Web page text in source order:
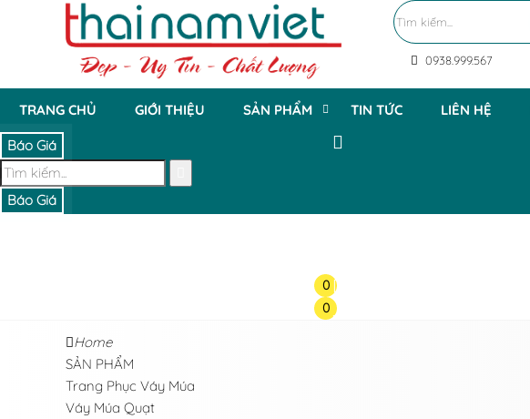
0938.999.567
TRANG CHỦ GIỚI THIỆU SẢN PHẨM TIN TỨC LIÊN HỆ
0
0
Báo Giá
Báo Giá
Home
SẢN PHẨM
Trang Phục Váy Múa
Váy Múa Quạt